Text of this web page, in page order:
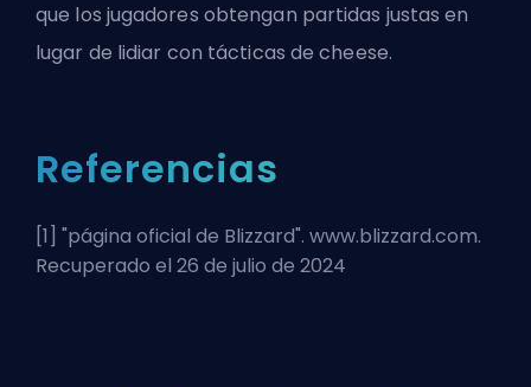
que los jugadores obtengan partidas justas en
lugar de lidiar con tácticas de cheese.
Referencias
[1] "página oficial de Blizzard". www.blizzard.com.
Recuperado el 26 de julio de 2024